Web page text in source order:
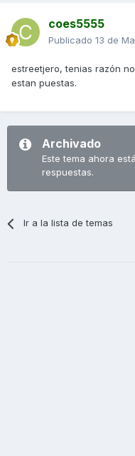
coes5555
Publicado 13 de
estreetjero, tenias razón
estan puestas.
Archivado
Este tema ahora
respuestas.
Ir a la lista de temas